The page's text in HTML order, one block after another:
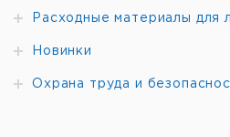
Расходные материалы для
Новинки
Охрана труда и